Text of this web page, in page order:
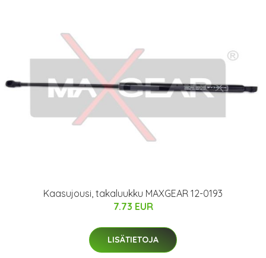
Kaasujousi, takaluukku MAXGEAR 12-0193
7.73 EUR
LISÄTIETOJA